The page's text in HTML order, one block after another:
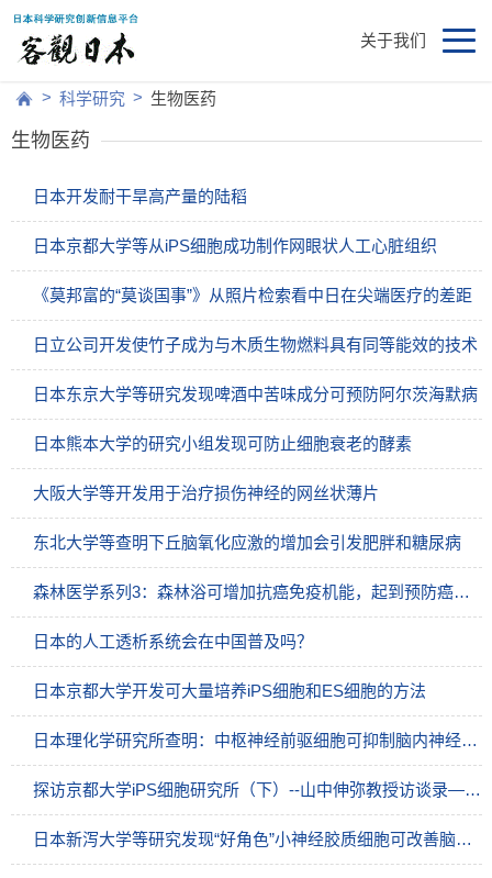
关于我们
> 科学研究 > 生物医药
生物医药
日本开发耐干旱高产量的陆稻
日本京都大学等从iPS细胞成功制作网眼状人工心脏组织
《莫邦富的“莫谈国事”》从照片检索看中日在尖端医疗的差距
日立公司开发使竹子成为与木质生物燃料具有同等能效的技术
日本东京大学等研究发现啤酒中苦味成分可预防阿尔茨海默病
日本熊本大学的研究小组发现可防止细胞衰老的酵素
大阪大学等开发用于治疗损伤神经的网丝状薄片
东北大学等查明下丘脑氧化应激的增加会引发肥胖和糖尿病
森林医学系列3：森林浴可增加抗癌免疫机能，起到预防癌症发生的作用
日本的人工透析系统会在中国普及吗？
日本京都大学开发可大量培养iPS细胞和ES细胞的方法
日本理化学研究所查明：中枢神经前驱细胞可抑制脑内神经炎症
探访京都大学iPS细胞研究所（下）--山中伸弥教授访谈录—李海
日本新泻大学等研究发现“好角色”小神经胶质细胞可改善脑梗塞后的运动障碍